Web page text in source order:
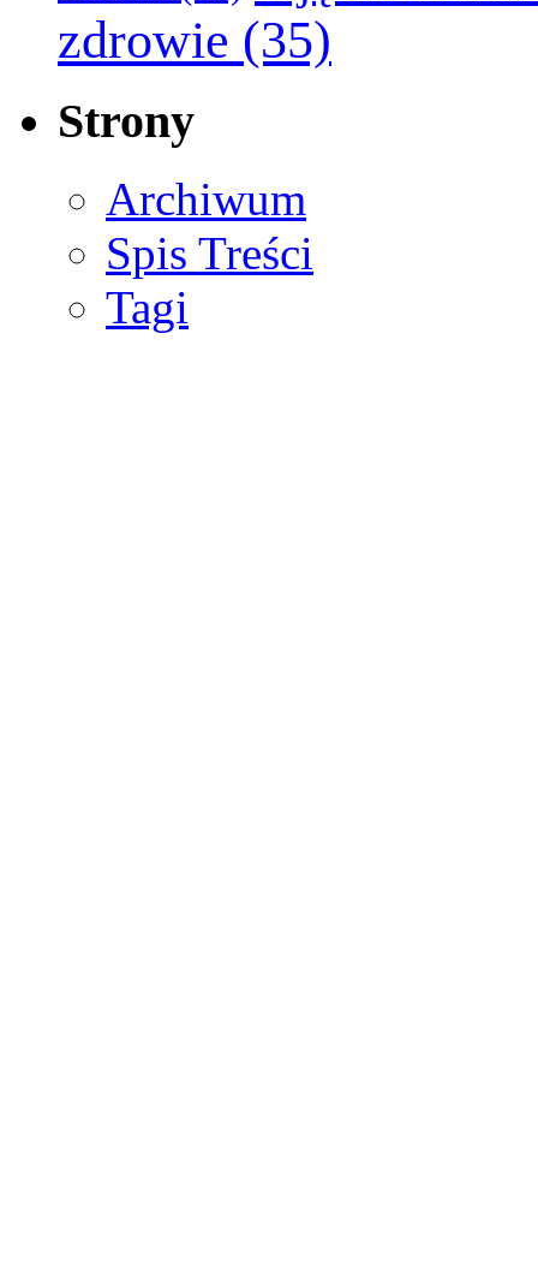
zdrowie (35)
Strony
Archiwum
Spis Treści
Tagi